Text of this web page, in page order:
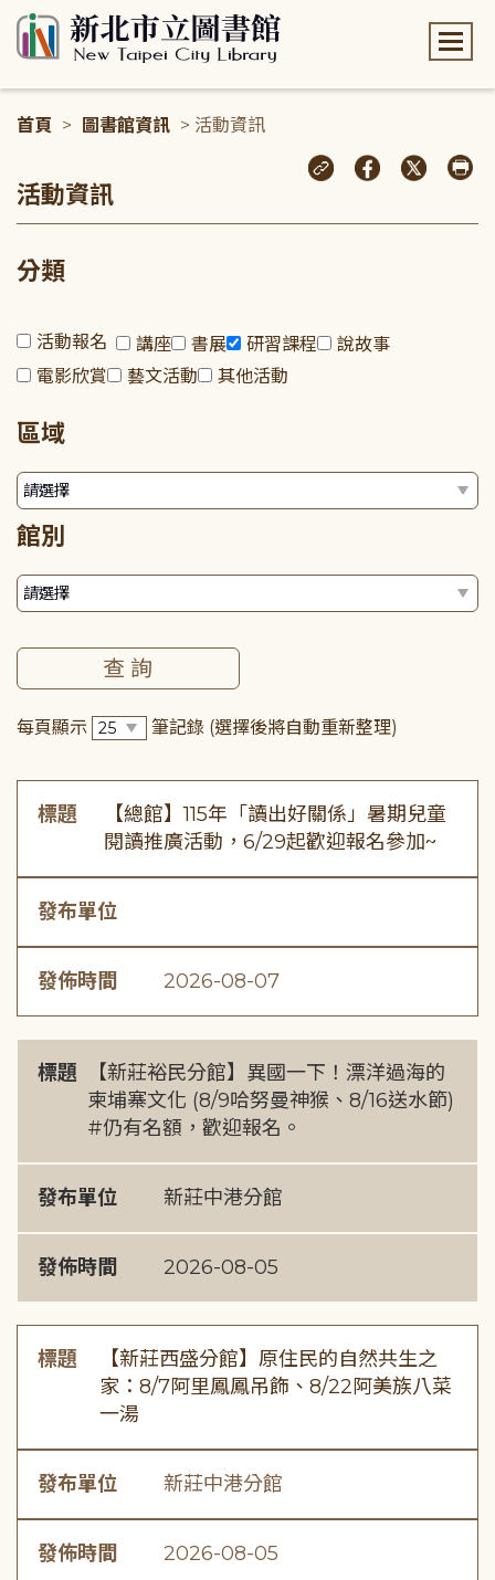
首頁 > 圖書館資訊 > 活動資訊
活動資訊
分類
活動報名 講座 書展 研習課程
說故事
電影欣賞
藝文活動 其他活動
區域
館別
每頁顯示 筆記錄 (選擇後將自動重新整理)
標題
【總館】115年「讀出好關係」暑期兒童
閱讀推廣活動，6/29起歡迎報名參加~
發布單位
發佈時間 2026-08-07
標題
【新莊裕民分館】異國一下！漂洋過海的
柬埔寨文化 (8/9哈努曼神猴、8/16送水節)
#仍有名額，歡迎報名。
發布單位 新莊中港分館
發佈時間 2026-08-05
標題
【新莊西盛分館】原住民的自然共生之
家：8/7阿里鳳鳳吊飾、8/22阿美族八菜
一湯
發布單位 新莊中港分館
發佈時間 2026-08-05